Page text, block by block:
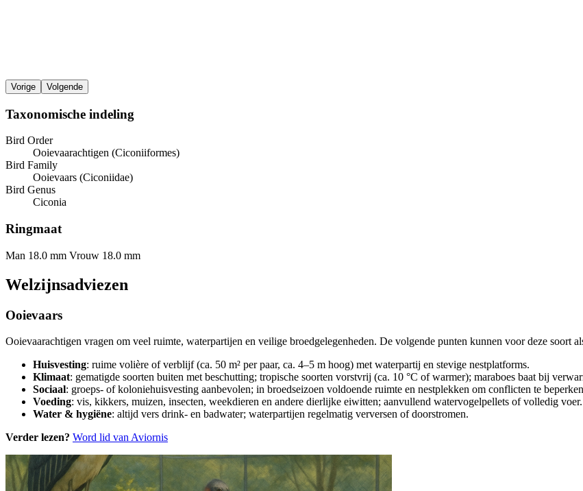
Vorige Volgende
Taxonomische indeling
Bird Order
Ooievaarachtigen (Ciconiiformes)
Bird Family
Ooievaars (Ciconiidae)
Bird Genus
Ciconia
Ringmaat
Man 18.0 mm Vrouw 18.0 mm
Welzijnsadviezen
Ooievaars
Ooievaarachtigen vragen om veel ruimte, waterpartijen en veilige broedgelegenheden. De volgende punten kunnen voor deze soort
Huisvesting: ruime volière of verblijf (ca. 50 m² per paar, ca. 4–5 m hoog) met waterpartij en stevige nestplatforms.
Klimaat: gematigde soorten buiten met beschutting; tropische soorten vorstvrij (ca. 10 °C of warmer); maraboes baat bij
Sociaal: groeps- of koloniehuisvesting aanbevolen; in broedseizoen voldoende ruimte en nestplekken om conflicten te
Voeding: vis, kikkers, muizen, insecten, weekdieren en andere dierlijke eiwitten; aanvullend watervogelpellets of volledig voer.
Water & hygiëne: altijd vers drink- en badwater; waterpartijen regelmatig verversen of doorstromen.
Verder lezen? Word lid van Aviornis